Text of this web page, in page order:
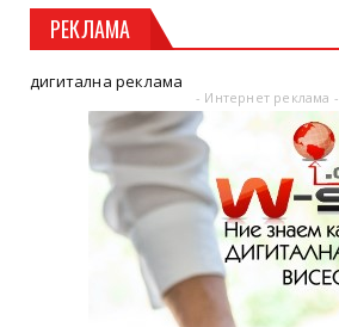
РЕКЛАМА
дигитална реклама
- Интернет реклама -